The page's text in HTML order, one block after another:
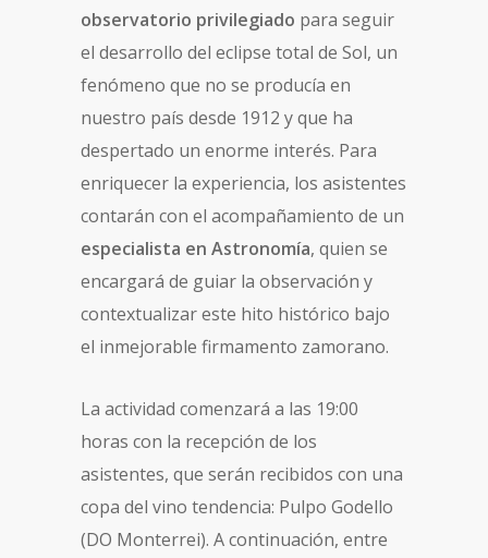
observatorio privilegiado para seguir
el desarrollo del eclipse total de Sol, un
fenómeno que no se producía en
nuestro país desde 1912 y que ha
despertado un enorme interés. Para
enriquecer la experiencia, los asistentes
contarán con el acompañamiento de un
especialista en Astronomía, quien se
encargará de guiar la observación y
contextualizar este hito histórico bajo
el inmejorable firmamento zamorano.
La actividad comenzará a las 19:00
horas con la recepción de los
asistentes, que serán recibidos con una
copa del vino tendencia: Pulpo Godello
(DO Monterrei). A continuación, entre